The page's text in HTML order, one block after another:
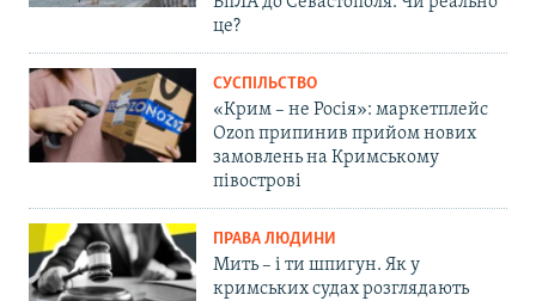
це?
СУСПІЛЬСТВО
«Крим – не Росія»: маркетплейс
Ozon припинив прийом нових
замовлень на Кримському
півострові
ПРАВА ЛЮДИНИ
Мить – і ти шпигун. Як у
кримських судах розглядають